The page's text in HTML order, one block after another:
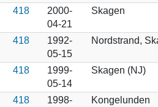
418
2000-
04-21
Skagen
418
1992-
05-15
Nordstrand,
418
1999-
05-14
Skagen (NJ)
418
1998-
Kongelunden